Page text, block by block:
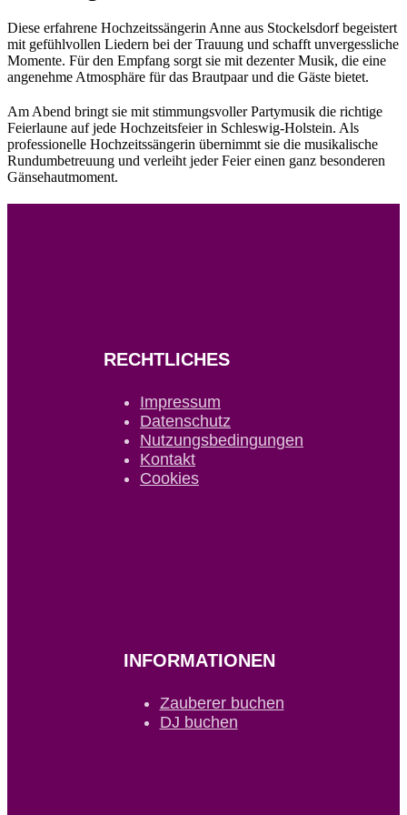
Diese erfahrene Hochzeitssängerin Anne aus Stockelsdorf begeistert
mit gefühlvollen Liedern bei der Trauung und schafft unvergessliche
Momente. Für den Empfang sorgt sie mit dezenter Musik, die eine
angenehme Atmosphäre für das Brautpaar und die Gäste bietet.
Am Abend bringt sie mit stimmungsvoller Partymusik die richtige
Feierlaune auf jede Hochzeitsfeier in Schleswig-Holstein. Als
professionelle Hochzeitssängerin übernimmt sie die musikalische
Rundumbetreuung und verleiht jeder Feier einen ganz besonderen
Gänsehautmoment.
RECHTLICHES
Impressum
Datenschutz
Nutzungsbedingungen
Kontakt
Cookies
INFORMATIONEN
Zauberer buchen
DJ buchen